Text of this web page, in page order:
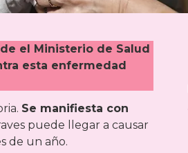
el Ministerio de Salud
esta enfermedad
Se manifiesta con
puede llegar a causar
de un año.